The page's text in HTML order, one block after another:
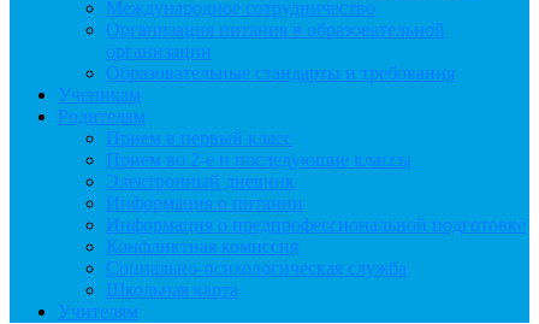
Международное сотрудничество
Организация питания в образовательной
организации
Образовательные стандарты и требования
Ученикам
Родителям
Прием в первый класс
Прием во 2-е и последующие классы
Электронный дневник
Информация о питании
Информация о предпрофессиональной подготовке
Конфликтная комиссия
Социально-психологическая служба
Школьная карта
Учителям